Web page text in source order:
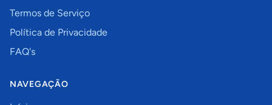
Termos de Serviço
Política de Privacidade
FAQ's
NAVEGAÇÃO